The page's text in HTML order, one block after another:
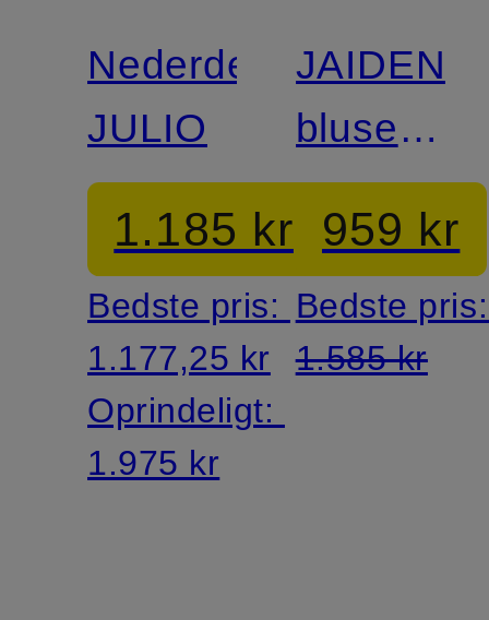
Nederdel
JULIO
1.185 kr
Bedste pris:
1.177,25 kr
Oprindeligt:
1.975 kr
JAIDEN-
bluse
med
pailletter
959 kr
Bedste
1.585 kr